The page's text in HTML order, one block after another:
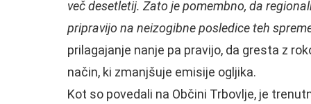
več desetletij. Zato je pomembno, da
pripravijo na neizogibne posledice teh
prilagajanje nanje pa pravijo, da gresta z
način, ki zmanjšuje emisije ogljika.
Kot so povedali na Občini Trbovlje, je